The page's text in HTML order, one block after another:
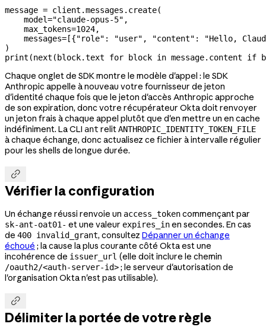
message = client.messages.create(
    model
="claude-opus-5" ,
    max_tokens
=1024,
    messages
= [{"role" : "user" , "content" :
"Hello,
)
print (next (block.text for block in message.content if
Chaque onglet de SDK montre le modèle d'appel : le SDK
Anthropic appelle à nouveau votre fournisseur de jeton
d'identité chaque fois que le jeton d'accès Anthropic approche
de son expiration, donc votre récupérateur Okta doit renvoyer
un jeton frais à chaque appel plutôt que d'en mettre un en cache
indéfiniment. La CLI ant relitANTHROPIC_IDENTITY_TOKEN_FILE
à chaque échange, donc actualisez ce fichier à intervalle régulier
pour les shells de longue durée.

Vérifier la configuration
Un échange réussi renvoie un access_tokencommençant par
sk-ant-oat01- et une valeur expires_inen secondes. En cas
de 400 invalid_grant, consultez Dépanner un échange
échoué ; la cause la plus courante côté Okta est une
incohérence de issuer_url (elle doit inclure le chemin
/oauth2/<auth-server-id>; le serveur d'autorisation de
l'organisation Okta n'est pas utilisable).

Délimiter la portée de votre règle